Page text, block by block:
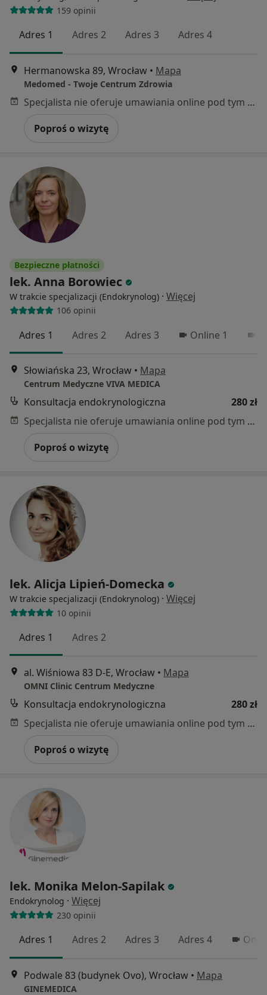
159 opinii
Adres 1 Adres 2 Adres 3 Adres 4
Hermanowska 89, Wrocław • Mapa
Medomed - Twoje Centrum Zdrowia
Specjalista nie oferuje umawiania online pod tym adresem.
Poproś o wizytę
Bezpieczne płatności
lek. Anna Borowiec
W trakcie specjalizacji (Endokrynolog) · Więcej
106 opinii
Adres 1 Adres 2 Adres 3 Online 1
Słowiańska 23, Wrocław • Mapa
Centrum Medyczne VIVA MEDICA
Konsultacja endokrynologiczna
280 zł
Specjalista nie oferuje umawiania online pod tym adresem.
Poproś o wizytę
lek. Alicja Lipień-Domecka
W trakcie specjalizacji (Endokrynolog) · Więcej
10 opinii
Adres 1 Adres 2
al. Wiśniowa 83 D-E, Wrocław • Mapa
OMNI Clinic Centrum Medyczne
Konsultacja endokrynologiczna
280 zł
Specjalista nie oferuje umawiania online pod tym adresem.
Poproś o wizytę
lek. Monika Melon-Sapilak
Endokrynolog · Więcej
230 opinii
Adres 1 Adres 2 Adres 3 Adres 4
Podwale 83 (budynek Ovo), Wrocław • Mapa
GINEMEDICA